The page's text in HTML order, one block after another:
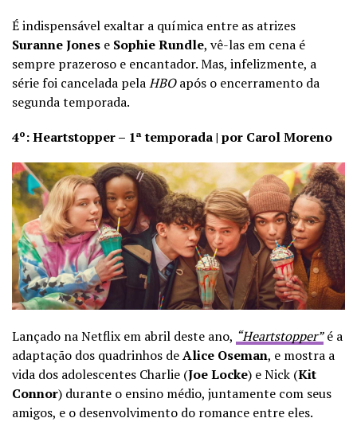
É indispensável exaltar a química entre as atrizes
Suranne Jones e Sophie Rundle, vê-las em cena é
sempre prazeroso e encantador. Mas, infelizmente, a
série foi cancelada pelaHBOapós o encerramento da
segunda temporada.
4º: Heartstopper – 1ª temporada | por Carol Moreno
Lançado na Netflix em abril deste ano, “Heartstopper”é a
adaptação dos quadrinhos deAlice Oseman, e mostra a
vida dos adolescentes Charlie (Joe Locke) e Nick (Kit
Connor) durante o ensino médio, juntamente com seus
amigos, e o desenvolvimento do romance entre eles.